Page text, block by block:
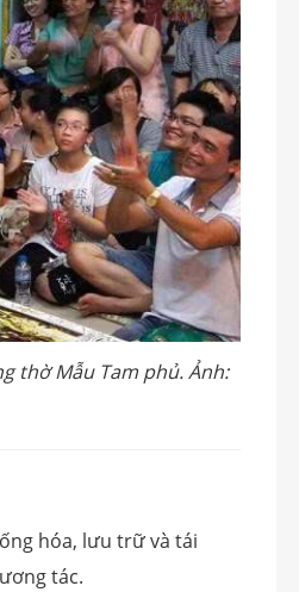
thờ Mẫu Tam phủ. Ảnh:
hóa, lưu trữ và tái
tác.